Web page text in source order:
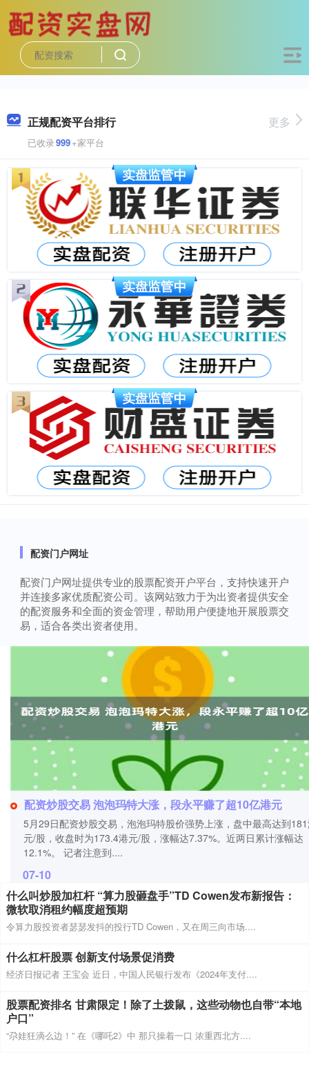
正规配资平台排行
已收录999+家平台
更多
配资门户网址
配资门户网址提供专业的股票配资开户平台，支持快速开户
并连接多家优质配资公司。该网站致力于为出资者提供安全
的配资服务和全面的资金管理，帮助用户便捷地开展股票交
易，适合各类出资者使用。
配资炒股交易 泡泡玛特大涨，段永平赚了超10亿港元
5月29日配资炒股交易，泡泡玛特股价强势上涨，盘中最高达到
元/股，收盘时为173.4港元/股，涨幅达7.37%。近两日累计涨幅达
12.1%。 记者注意到....
07-10
什么叫炒股加杠杆 “算力股砸盘手”TD Cowen发布新报告：
微软取消租约幅度超预期
令算力股投资者瑟瑟发抖的投行TD Cowen，又在周三向市场....
什么杠杆股票 创新支付场景促消费
经济日报记者 王宝会 近日，中国人民银行发布《2024年支付....
股票配资排名 甘肃限定！除了土拨鼠，这些动物也自带“本地
户口”
“尕娃狂滴么边！” 在《哪吒2》中 那只操着一口 浓重西北方....